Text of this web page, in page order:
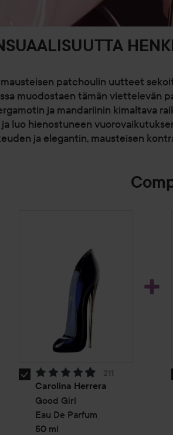
mausteisen patchoulin uutteet
muodostaen tämän viettelevän
ja mandariinin kimaltava
luo hienostuneen
ja elegantin, mausteisen
211
Arvosana: 4.9. Perustuu 211
Carolina Herrera
Good Girl
Eau De Parfum
50 ml
Valitse
Carolina
Herrera
Good